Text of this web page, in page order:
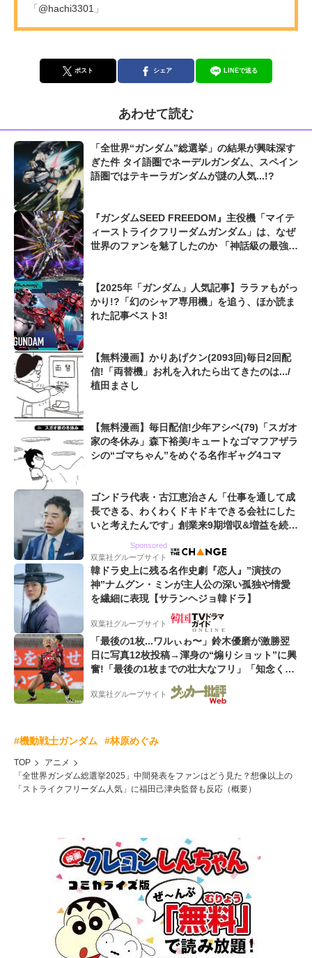
「 @hachi3301 」
ポスト シェア LINEで送る
あわせて読む
「全世界“ガンダム”総選挙」の結果が興味深す
ぎた件 タイ語圏でネーデルガンダム、スペイン
語圏ではテキーラガンダムが謎の人気...!?
『ガンダムSEED FREEDOM』主役機「マイテ
ィーストライクフリーダムガンダム」は、なぜ
世界のファンを魅了したのか 「神話級の最強機
【2025年「ガンダム」人気記事】ララァもがっ
かり!?「幻のシャア専用機」を追う、ほか読ま
れた記事ベスト3!
【無料漫画】かりあげクン(2093回)毎日2回配
信!「両替機」お札を入れたら出てきたのは.../
植田まさし
【無料漫画】毎日配信!少年アシベ(79)「スガオ
家の冬休み」森下裕美/キュートなゴマフアザラ
シの“ゴマちゃん”をめぐる名作ギャグ4コマ
ゴンドラ代表・古江恵治さん「仕事を通して成
長できる、わくわくドキドキできる会社にした
いと考えたんです」創業来9期増収&増益を続け
Sponsored
双葉社グループサイト
韓ドラ史上に残る名作史劇『恋人』”演技の
神”ナムグン・ミンが主人公の深い孤独や情愛
を繊細に表現【サランヘジョ韓ドラ】
双葉社グループサイト
「最後の1枚...ワルぃゎ〜」鈴木優磨が激勝翌
日に写真12枚投稿→渾身の“煽りショット”に興
奮!「最後の1枚までの壮大なフリ」「知念くん
のことどんだけ好きなんよw」
双葉社グループサイト
#機動戦士ガンダム #林原めぐみ
TOP
アニメ
「全世界ガンダム総選挙2025」中間発表をファンはどう見た？想像以上の
「ストライクフリーダム人気」に福田己津央監督も反応（概要）